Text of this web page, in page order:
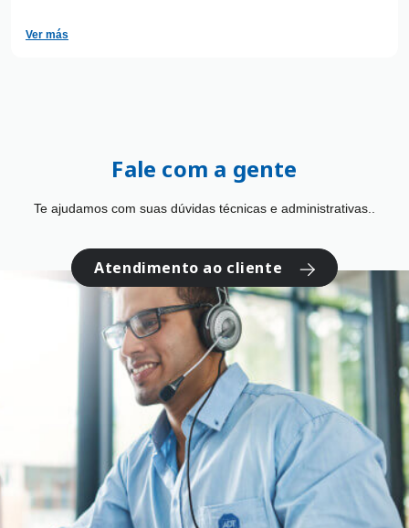
Ver más
Fale com a gente
Te ajudamos com suas dúvidas técnicas e administrativas..
Atendimento ao cliente